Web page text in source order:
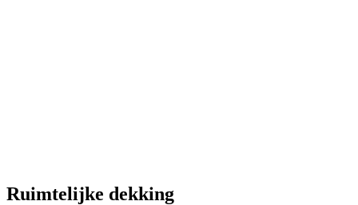
Ruimtelijke dekking